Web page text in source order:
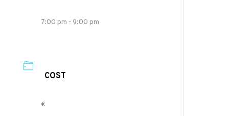
7:00 pm - 9:00 pm
COST
€